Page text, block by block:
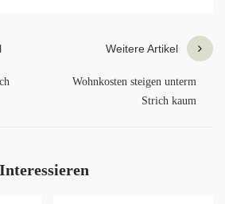
Weitere Artikel
Wohnkosten steigen unterm
Strich kaum